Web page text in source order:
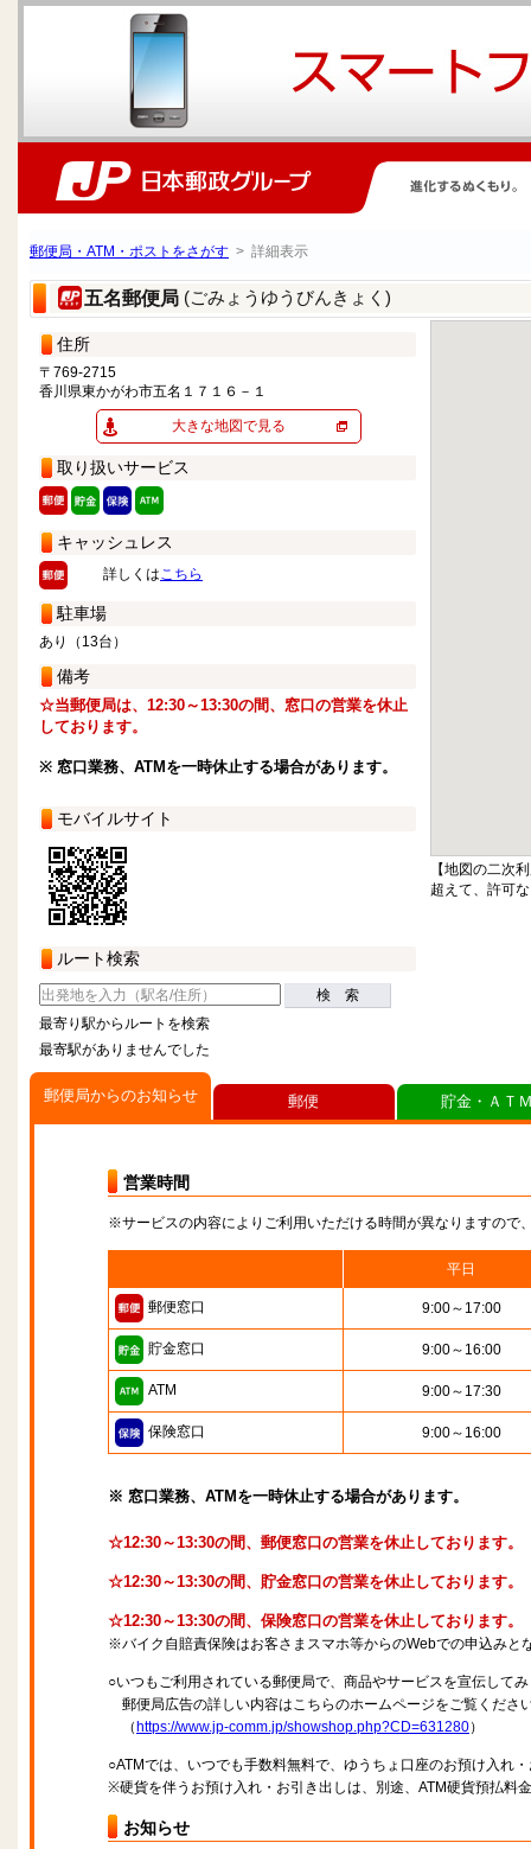
郵便局・ATM・ポストをさがす > 詳細表示
五名郵便局 (ごみょうゆうびんきょく)
住所
〒769-2715
香川県東かがわ市五名１７１６－１
大きな地図で見る
取り扱いサービス
キャッシュレス
詳しくはこちら
駐車場
あり（13台）
備考
☆当郵便局は、12:30～13:30の間、窓口の営業を休止
しております。
※ 窓口業務、ATMを一時休止する場合があります。
モバイルサイト
ルート検索
検 索
最寄り駅からルートを検索
最寄駅がありませんでした
【地図の二次
超えて、許可
郵便局からのお知らせ
営業時間
※サービスの内容によりご利用いただける時間が異なりますので
平日
郵便窓口 9:00～17:00
貯金窓口 9:00～16:00
ATM 9:00～17:30
保険窓口 9:00～16:00
※ 窓口業務、ATMを一時休止する場合があります。
☆12:30～13:30の間、郵便窓口の営業を休止しております。
☆12:30～13:30の間、貯金窓口の営業を休止しております。
☆12:30～13:30の間、保険窓口の営業を休止しております。
※バイク自賠責保険はお客さまスマホ等からのWebでの申込みと
○いつもご利用されている郵便局で、商品やサービスを宣伝して
郵便局広告の詳しい内容はこちらのホームページをご覧くださ
（ https://www.jp-comm.jp/showshop.php?CD=631280）
○ATMでは、いつでも手数料無料で、ゆうちょ口座のお預け入れ
※硬貨を伴うお預け入れ・お引き出しは、別途、ATM硬貨預払料
お知らせ
郵便 貯金・ＡＴ